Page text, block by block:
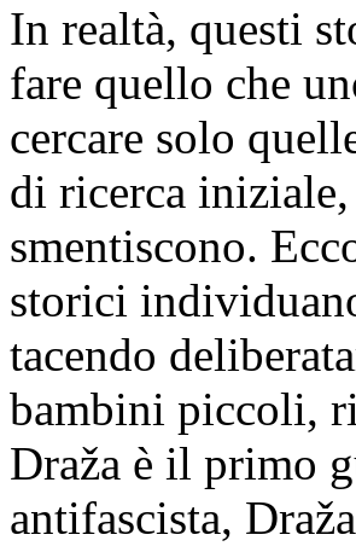
In realtà, questi
fare quello che
cercare solo
di ricerca
smentiscono.
storici
tacendo
bambini piccoli,
Draža è il primo
antifascista,